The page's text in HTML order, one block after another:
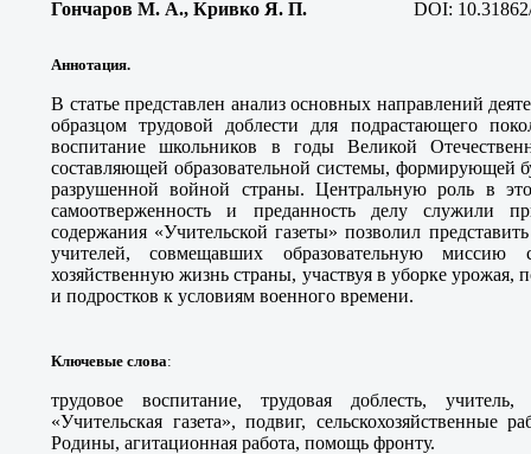
Гончаров М. А., Кривко Я. П. DOI:
Аннотация.
В статье представлен анализ основных направлений
образцом трудовой доблести для подрастающего
воспитание школьников в годы Великой
составляющей образовательной системы, формирующей
разрушенной войной страны. Центральную роль в
самоотверженность и преданность делу служили
содержания «Учительской газеты» позволил
учителей, совмещавших образовательную
хозяйственную жизнь страны, участвуя в уборке урожая,
и подростков к условиям военного времени.
Ключевые слова:
трудовое воспитание, трудовая доблесть,
«Учительская газета», подвиг, сельскохозяйственные
Родины, агитационная работа, помощь фронту.